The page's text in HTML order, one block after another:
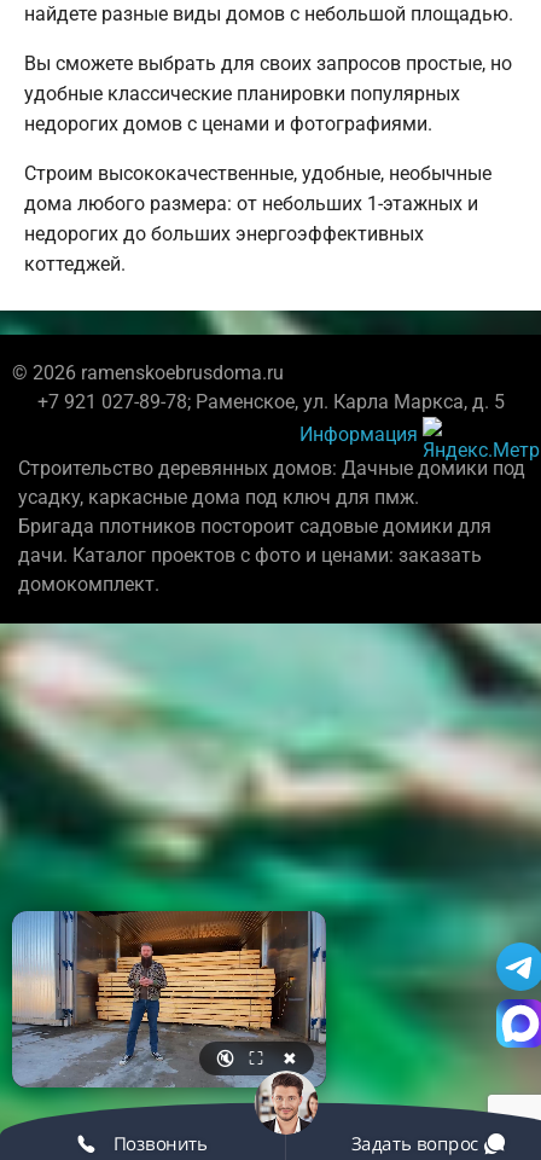
найдете разные виды домов с небольшой площадью.
Вы сможете выбрать для своих запросов простые, но
удобные классические планировки популярных
недорогих домов с ценами и фотографиями.
Строим высококачественные, удобные, необычные
дома любого размера: от небольших 1-этажных и
недорогих до больших энергоэффективных
коттеджей.
© 2026 ramenskoebrusdoma.ru
+7 921 027-89-78; Раменское, ул. Карла Маркса, д. 5
Информация
Строительство деревянных домов: Дачные домики под
усадку, каркасные дома под ключ для пмж.
Бригада плотников постороит садовые домики для
дачи. Каталог проектов с фото и ценами: заказать
домокомплект.
🔇 ⛶ ✖
Позвонить Задать вопрос